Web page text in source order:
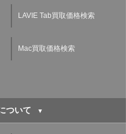
LAVIE Tab買取価格検索
Mac買取価格検索
ついて